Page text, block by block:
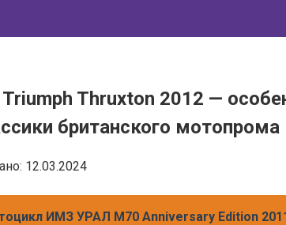
Thruxton 2012 —
британского мотопрома
12.03.2024
ИМЗ УРАЛ M70 Anniversary Edition